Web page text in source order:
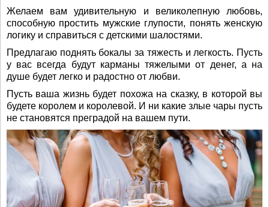
Желаем вам удивительную и великолепную любовь,
способную простить мужские глупости, понять женскую
логику и справиться с детскими шалостями.
Предлагаю поднять бокалы за тяжесть и легкость. Пусть
у вас всегда будут карманы тяжелыми от денег, а на
душе будет легко и радостно от любви.
Пусть ваша жизнь будет похожа на сказку, в которой вы
будете королем и королевой. И ни какие злые чары пусть
не становятся преградой на вашем пути.